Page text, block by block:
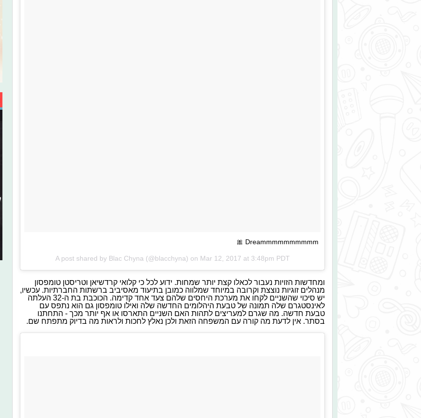
Dreammmmmmmmmm 🎀
A post shared by Blac Chyna (@blacchyna) on Mar 12, 2017 at 3:48pm PDT
ומחדשות הזויות נעבור לכאלו קצת יותר שמחות. ידוע לכל כי קלואי קרדשיאן וטריסטן טומפסון
מנהלים זוגיות נוצצת וקרובה במיוחד שמלווה כמובן בתיעוד מאסיביב ברשתות החברתיות. עכשיו,
יש סיכוי שהשניים לקחו את מערכת היחסים שלהם צעד אחד קדימה. הכוכבת בת ה-32 העלתה
לאינסטגרם שלה תמונה של טבעת היהלומים החדשה שלה ואילו טומפסון גם הוא נתפס עם
טבעת חדשה. מה שגרם למעריצים לתהות האם השניים התארסו או אף יותר מכך - התחתנו
בסתר. אין לדעת מה קורה עם המשפחה הזאת ולכן נאלץ לחכות ולראות מה בדיוק מתפתח שם.